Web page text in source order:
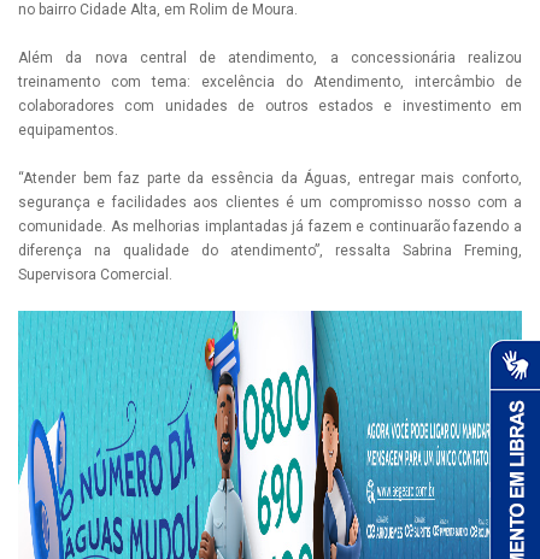
no bairro Cidade Alta, em Rolim de Moura.
Além da nova central de atendimento, a concessionária realizou
treinamento com tema: excelência do Atendimento, intercâmbio de
colaboradores com unidades de outros estados e investimento em
equipamentos.
“Atender bem faz parte da essência da Águas, entregar mais conforto,
segurança e facilidades aos clientes é um compromisso nosso com a
comunidade. As melhorias implantadas já fazem e continuarão fazendo a
diferença na qualidade do atendimento”, ressalta Sabrina Freming,
Supervisora Comercial.